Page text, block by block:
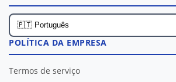
POLÍTICA DA EMPRESA
Termos de serviço